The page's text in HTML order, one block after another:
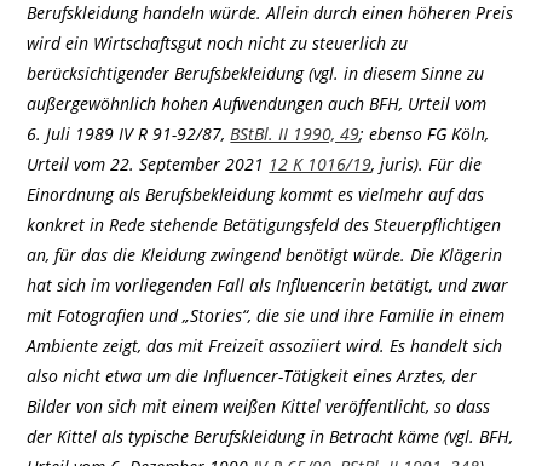
Berufskleidung handeln würde. Allein durch einen höheren Preis
wird ein Wirtschaftsgut noch nicht zu steuerlich zu
berücksichtigender Berufsbekleidung (vgl. in diesem Sinne zu
außergewöhnlich hohen Aufwendungen auch BFH, Urteil vom
6. Juli 1989 IV R 91-92/87,BStBl. II 1990, 49; ebenso FG Köln,
Urteil vom 22. September 2021 12 K 1016/19, juris). Für die
Einordnung als Berufsbekleidung kommt es vielmehr auf das
konkret in Rede stehende Betätigungsfeld des Steuerpflichtigen
an, für das die Kleidung zwingend benötigt würde. Die Klägerin
hat sich im vorliegenden Fall als Influencerin betätigt, und zwar
mit Fotografien und „Stories“, die sie und ihre Familie in einem
Ambiente zeigt, das mit Freizeit assoziiert wird. Es handelt sich
also nicht etwa um die Influencer-Tätigkeit eines Arztes, der
Bilder von sich mit einem weißen Kittel veröffentlicht, so dass
der Kittel als typische Berufskleidung in Betracht käme (vgl. BFH,